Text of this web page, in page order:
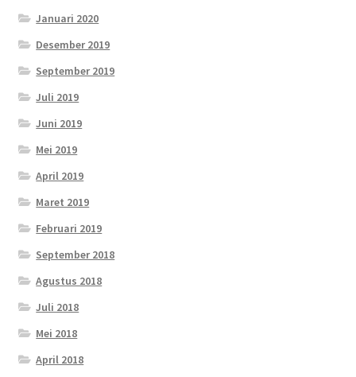
Januari 2020
Desember 2019
September 2019
Juli 2019
Juni 2019
Mei 2019
April 2019
Maret 2019
Februari 2019
September 2018
Agustus 2018
Juli 2018
Mei 2018
April 2018